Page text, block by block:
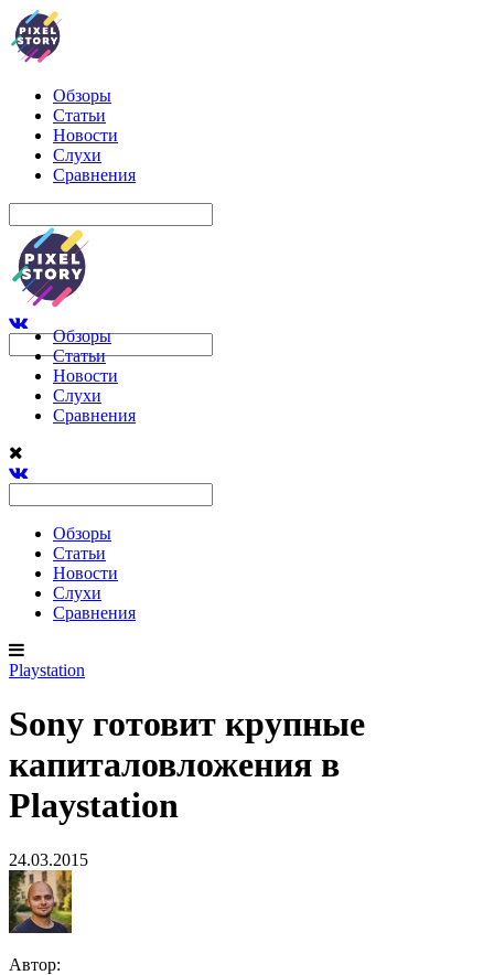
Обзоры
Статьи
Новости
Слухи
Сравнения
Обзоры
Статьи
Новости
Слухи
Сравнения
Обзоры
Статьи
Новости
Слухи
Сравнения
Playstation
Sony готовит крупные
капиталовложения в
Playstation
24.03.2015
Автор: